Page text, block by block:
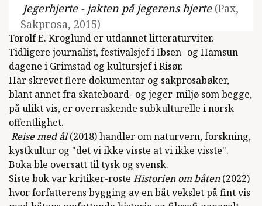
Jegerhjerte - jakten på jegerens hjerte (Pax,
Sakprosa, 2015)
Tenk Brett! Skateboarding i Norge
(Cappelen Damm, Dokumentar og
historie, 2014)
Sjøfiskehåndboka(Vigmostad & Bjørke,
Sakprosa, 2011)
50 turer på Sørlandet(Tun forlag,
Sakprosa, 2011)
Torolf E. Kroglund er utdannet litteraturviter.
Tidligere journalist, festivalsjef i Ibsen- og Hamsun
dagene i Grimstad og kultursjef i Risør.
Har skrevet flere dokumentar og sakprosabøker,
blant annet fra skateboard- og jeger-miljø som begge,
på ulikt vis, er overraskende subkulturelle i norsk
offentlighet.
Reise med ål(2018) handler om naturvern, forskning,
kystkultur og "det vi ikke visste at vi ikke visste".
Boka ble oversatt til tysk og svensk.
Siste bok var kritiker-roste Historien om båten(2022)
hvor forfatterens bygging av en båt vekslet på fint vis